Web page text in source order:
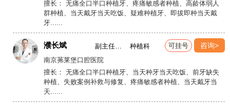
【南京口腔科】种植牙术后能吃什么[南京冶疗种植牙哪家医院好]总
之，种植牙术后的饮食选择要注意保持口腔的清洁和舒适感。从冷
饮和软食逐渐过渡到柔软的正常饮食，避免食用坚硬、粘性或刺激
性的食物，在种植牙术后，患者还是要严格遵守医生的医嘱，避免
牙齿再一次出现损伤。
擅长： 无痛全口半口种植牙、疼痛敏感者种植、高龄体弱人
群种植、当天戴牙当天吃饭、疑难种植牙、即拔即种当天戴
牙......
咨询>
濮长斌
副主任医
师
种植科
可挂号
南京茀莱堡口腔医院
擅长： 无痛全口半口种植牙、当天种牙当天吃饭、前牙缺失
种植、失败案例补救与修复、疼痛敏感者种植、当天戴牙当
天......